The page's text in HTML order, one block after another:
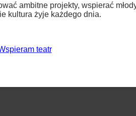
ambitne projekty, wspierać
kultura żyje każdego dnia.
teatr